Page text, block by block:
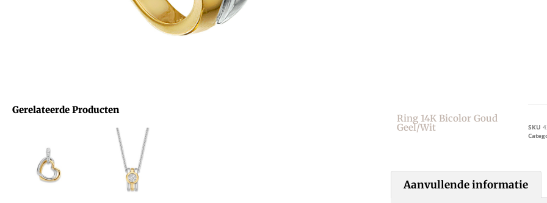
Gerelateerde Producten
Ring 14K Bicolor Goud
Geel/wit SKU
Aanvullende informatie